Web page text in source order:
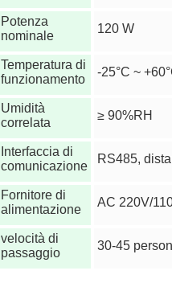
Potenza
nominale
120 W
Temperatura di
funzionamento
-25°C ~
Umidità
correlata
≥ 90%RH
Interfaccia di
comunicazione
RS485,
Fornitore di
alimentazione
AC 220V/
velocità di
passaggio
30-45